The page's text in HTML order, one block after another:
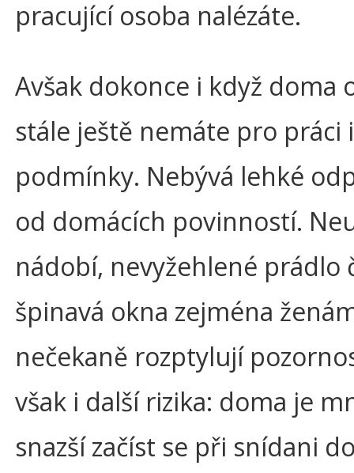
pracující osoba nalézáte.
Avšak dokonce i když doma
stále ještě nemáte pro práci
podmínky. Nebývá lehké
od domácích povinností.
nádobí, nevyžehlené prádlo
špinavá okna zejména
nečekaně rozptylují
však i další rizika: doma je
snazší začíst se při snídani